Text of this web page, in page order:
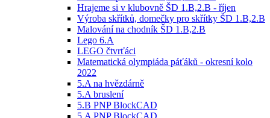
Hrajeme si v klubovně ŠD 1.B,2.B - říjen
Výroba skřítků, domečky pro skřítky ŠD 1.B,2.B
Malování na chodník ŠD 1.B,2.B
Lego 6.A
LEGO čtvrťáci
Matematická olympiáda páťáků - okresní kolo
2022
5.A na hvězdárně
5.A bruslení
5.B PNP BlockCAD